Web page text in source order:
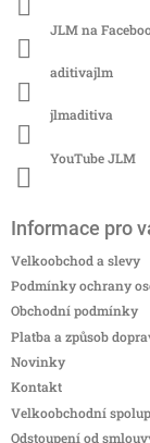
JLM na
aditivajlm
jlmaditiva
YouTube JLM
Informace pro
Velkoobchod a slevy
Podmínky ochrany
Obchodní podmínky
Platba a způsob
Novinky
Kontakt
Velkoobchodní
Odstoupení od